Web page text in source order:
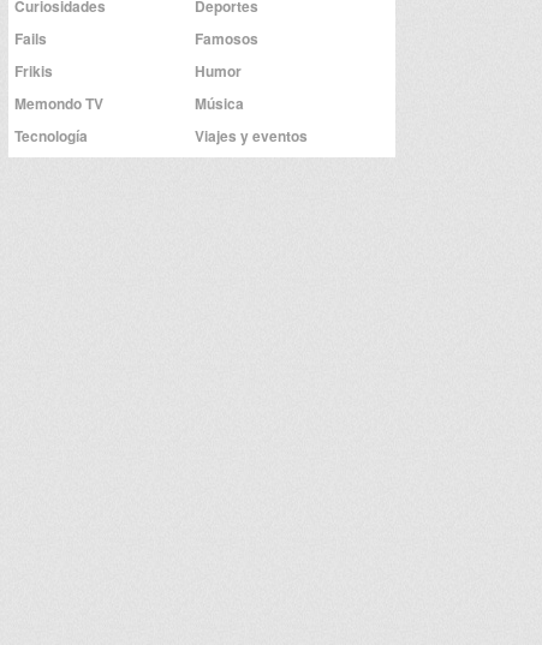
Curiosidades
Deportes
Fails
Famosos
Frikis
Humor
Memondo TV
Música
Tecnología
Viajes y eventos